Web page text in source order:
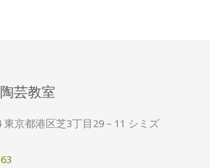
芸教室
東京都港区芝3丁目29－11 シミズ